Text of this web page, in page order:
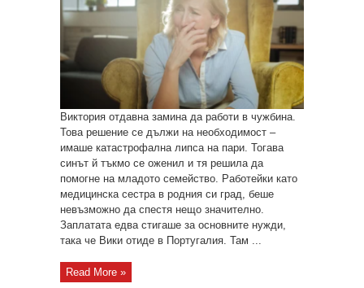
Виктория отдавна замина да работи в чужбина.
Това решение се дължи на необходимост –
имаше катастрофална липса на пари. Тогава
синът й тъкмо се оженил и тя решила да
помогне на младото семейство. Работейки като
медицинска сестра в родния си град, беше
невъзможно да спестя нещо значително.
Заплатата едва стигаше за основните нужди,
така че Вики отиде в Португалия. Там ...
Read More »